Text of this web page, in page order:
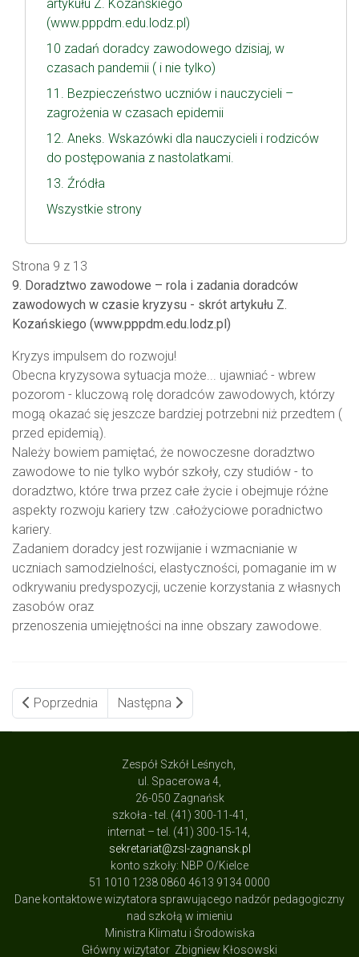
artykułu Z. Kozańskiego
(www.pppdm.edu.lodz.pl)
10 zadań doradcy zawodowego dzisiaj, w
czasach pandemii ( i nie tylko)
11. Bezpieczeństwo uczniów i nauczycieli –
zagrożenia w czasach epidemii
12. Aneks. Wskazówki dla nauczycieli i rodziców
do postępowania z nastolatkami.
13. Źródła
Wszystkie strony
Strona 9 z 13
9. Doradztwo zawodowe – rola i zadania doradców
zawodowych w czasie kryzysu - skrót artykułu Z.
Kozańskiego (www.pppdm.edu.lodz.pl)
Kryzys impulsem do rozwoju!
Obecna kryzysowa sytuacja może... ujawniać - wbrew
pozorom - kluczową rolę doradców zawodowych, którzy
mogą okazać się jeszcze bardziej potrzebni niż przedtem (
przed epidemią).
Należy bowiem pamiętać, że nowoczesne doradztwo
zawodowe to nie tylko wybór szkoły, czy studiów - to
doradztwo, które trwa przez całe życie i obejmuje różne
aspekty rozwoju kariery tzw .całożyciowe poradnictwo
kariery.
Zadaniem doradcy jest rozwijanie i wzmacnianie w
uczniach samodzielności, elastyczności, pomaganie im w
odkrywaniu predyspozycji, uczenie korzystania z własnych
zasobów oraz
przenoszenia umiejętności na inne obszary zawodowe.
Poprzednia Następna
Zespół Szkół Leśnych,
ul. Spacerowa 4,
26-050 Zagnańsk
szkoła - tel. (41) 300-11-41,
internat – tel. (41) 300-15-14,
sekretariat@zsl-zagnansk.pl
konto szkoły: NBP O/Kielce
51 1010 1238 0860 4613 9134 0000
Dane kontaktowe wizytatora sprawującego nadzór pedagogiczny
nad szkołą w imieniu
Ministra Klimatu i Środowiska
Główny wizytator Zbigniew Kłosowski